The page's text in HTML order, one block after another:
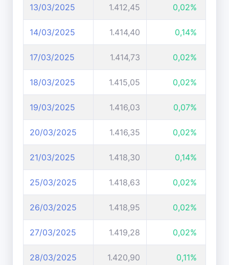
13/03/2025 1.412,45 0,02%
14/03/2025 1.414,40 0,14%
17/03/2025 1.414,73 0,02%
18/03/2025 1.415,05 0,02%
19/03/2025 1.416,03 0,07%
20/03/2025 1.416,35 0,02%
21/03/2025 1.418,30 0,14%
25/03/2025 1.418,63 0,02%
26/03/2025 1.418,95 0,02%
27/03/2025 1.419,28 0,02%
28/03/2025 1.420,90 0,11%